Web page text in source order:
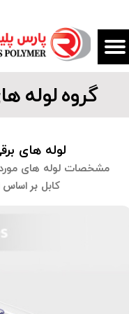
گروه لوله
لوله های
​​​​​​​مشخصات لوله های
کابل بر اساس